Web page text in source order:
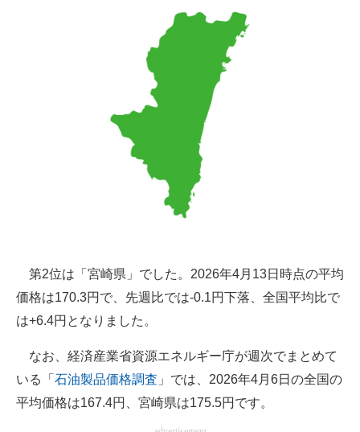
第2位は「宮崎県」でした。2026年4月13日時点の平均
価格は170.3円で、先週比では-0.1円下落、全国平均比で
は+6.4円となりました。
なお、経済産業省資源エネルギー庁が週次でまとめて
いる「 石油製品価格調査 」では、2026年4月6日の全国の
平均価格は167.4円、宮崎県は175.5円です。